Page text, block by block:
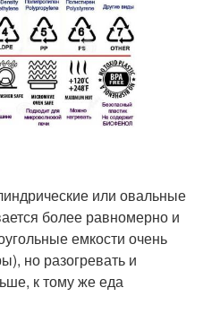
или овальные
более равномерно и
емкости очень
но разогревать и
к тому же еда